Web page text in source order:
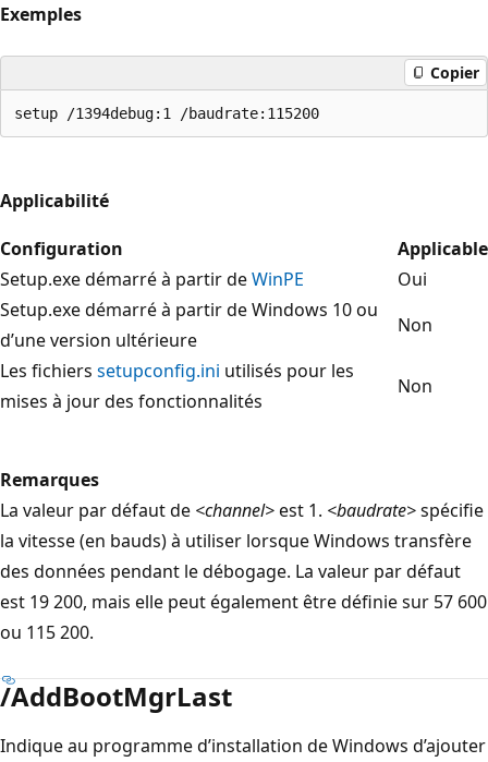
Exemples
Copier
Applicabilité
Configuration
Applicable
Setup.exe démarré à partir deWinPE
Oui
Setup.exe démarré à partir de Windows 10 ou
d’une version ultérieure
Non
Les fichiers setupconfig.ini utilisés pour les
mises à jour des fonctionnalités
Non
Remarques
La valeur par défaut de <channel>est 1. <baudrate>spécifie
la vitesse (en bauds) à utiliser lorsque Windows transfère
des données pendant le débogage. La valeur par défaut
est 19 200, mais elle peut également être définie sur 57 600
ou 115 200.
/AddBootMgrLast
Indique au programme d’installation de Windows d’ajouter